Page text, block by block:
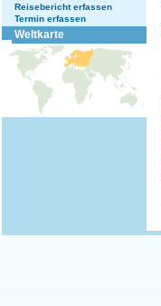
Reisebericht erfassen
Termin erfassen
Weltkarte